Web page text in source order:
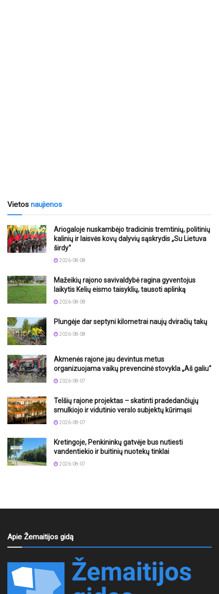
Vietos naujienos
Ariogaloje nuskambėjo tradicinis tremtinių, politinių
kalinių ir laisvės kovų dalyvių sąskrydis „Su Lietuva
širdy“
2026-08-08
Mažeikių rajono savivaldybė ragina gyventojus
laikytis Kelių eismo taisyklių, tausoti aplinką
2026-08-08
Plungėje dar septyni kilometrai naujų dviračių takų
2026-08-08
Akmenės rajone jau devintus metus
organizuojama vaikų prevencinė stovykla „Aš galiu“
2026-08-07
Telšių rajone projektas – skatinti pradedančiųjų
smulkiojo ir vidutinio verslo subjektų kūrimąsi
2026-08-07
Kretingoje, Penkininkų gatvėje bus nutiesti
vandentiekio ir buitinių nuotekų tinklai
2026-08-07
Apie Žemaitijos gidą